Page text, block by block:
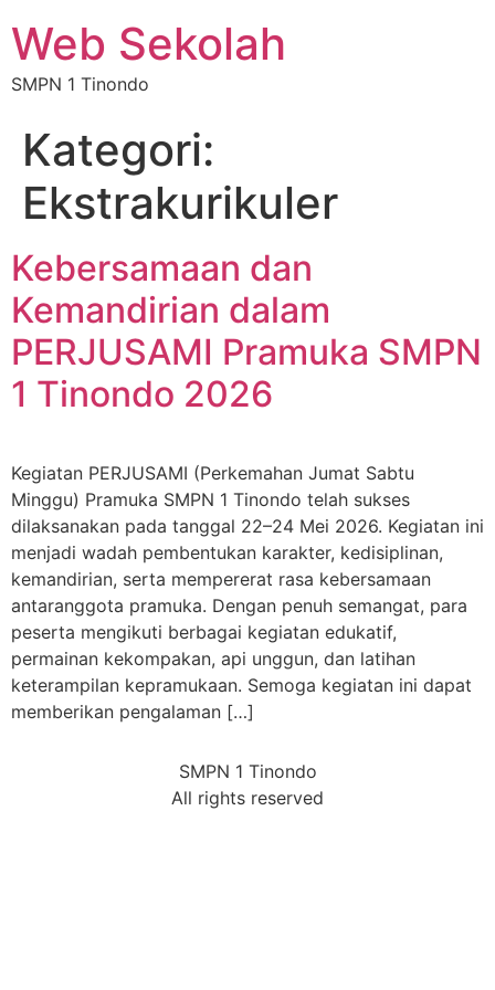
Web Sekolah
SMPN 1 Tinondo
Kategori:
Ekstrakurikuler
Kebersamaan dan
Kemandirian dalam
PERJUSAMI Pramuka SMPN
1 Tinondo 2026
Kegiatan PERJUSAMI (Perkemahan Jumat Sabtu
Minggu) Pramuka SMPN 1 Tinondo telah sukses
dilaksanakan pada tanggal 22–24 Mei 2026. Kegiatan ini
menjadi wadah pembentukan karakter, kedisiplinan,
kemandirian, serta mempererat rasa kebersamaan
antaranggota pramuka. Dengan penuh semangat, para
peserta mengikuti berbagai kegiatan edukatif,
permainan kekompakan, api unggun, dan latihan
keterampilan kepramukaan. Semoga kegiatan ini dapat
memberikan pengalaman […]
SMPN 1 Tinondo
All rights reserved